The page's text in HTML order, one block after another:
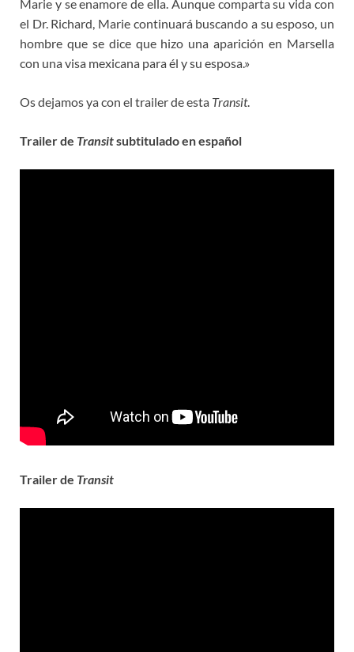
Marie y se enamore de ella. Aunque comparta su vida con
el Dr. Richard, Marie continuará buscando a su esposo, un
hombre que se dice que hizo una aparición en Marsella
con una visa mexicana para él y su esposa.»
Os dejamos ya con el trailer de esta Transit.
Trailer de Transitsubtitulado en español
Trailer de Transit